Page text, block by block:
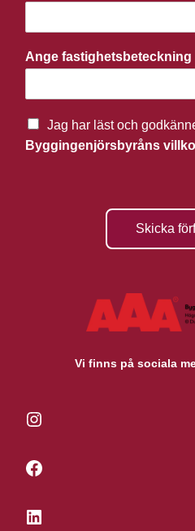
Ange fastighetsbeteckning
Jag har läst och
Byggingenjörsbyråns
Skicka
Vi finns på sociala
Instagram
Facebook
LinkedIn